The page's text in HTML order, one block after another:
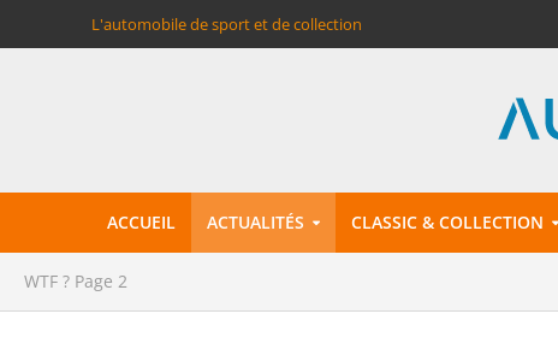
L'automobile de sport et de collection
ACCUEIL ACTUALITÉS CLASSIC & COLLECTION
WTF ? Page 2